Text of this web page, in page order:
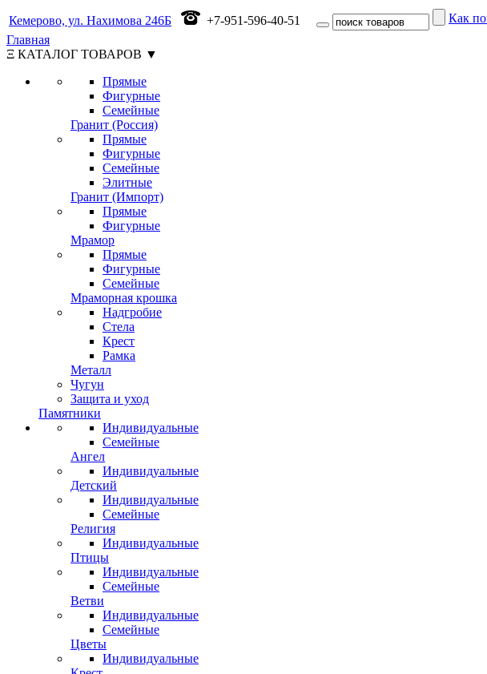
Кемерово, ул. Нахимова 246Б +7-951-596-40-51 Как
Главная
Ξ КАТАЛОГ ТОВАРОВ ▼
Прямые
Фигурные
Семейные
Гранит (Россия)
Прямые
Фигурные
Семейные
Элитные
Гранит (Импорт)
Прямые
Фигурные
Мрамор
Прямые
Фигурные
Семейные
Мраморная крошка
Надгробие
Стела
Крест
Рамка
Металл
Чугун
Защита и уход
Памятники
Индивидуальные
Семейные
Ангел
Индивидуальные
Детский
Индивидуальные
Семейные
Религия
Индивидуальные
Птицы
Индивидуальные
Семейные
Ветви
Индивидуальные
Семейные
Цветы
Индивидуальные